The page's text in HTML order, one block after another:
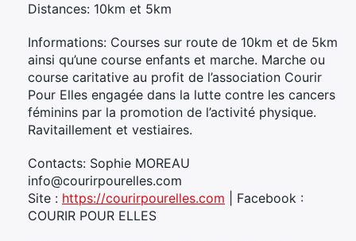
Distances: 10km et 5km
Informations: Courses sur route de 10km et de 5km
ainsi qu’une course enfants et marche. Marche ou
course caritative au profit de l’association Courir
Pour Elles engagée dans la lutte contre les cancers
féminins par la promotion de l’activité physique.
Ravitaillement et vestiaires.
Contacts: Sophie MOREAU
info@courirpourelles.com
Site : https://courirpourelles.com | Facebook :
COURIR POUR ELLES